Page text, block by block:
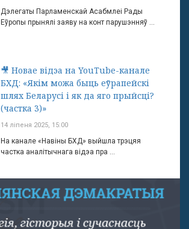
Дэлегаты Парламенскай Асабмлеі Рады
Еўропы прынялі заяву на конт парушэнняў ...
🎥 Новае відэа на YouTube-канале
БХД: «Якім можа быць еўрапейскі
шлях Беларусі і як да яго прыйсці?
(частка 3)»
14 ліпеня 2025, 15:00
На канале «Навіны БХД» выйшла трэцяя
частка аналітычнага відэа пра ...